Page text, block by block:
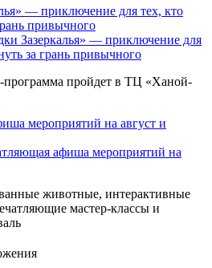
Зазеркалья» — приключение для
за грань привычного
программа пройдет в ТЦ «Ханой-
афиша мероприятий на
животные, интерактивные
мастер-классы и